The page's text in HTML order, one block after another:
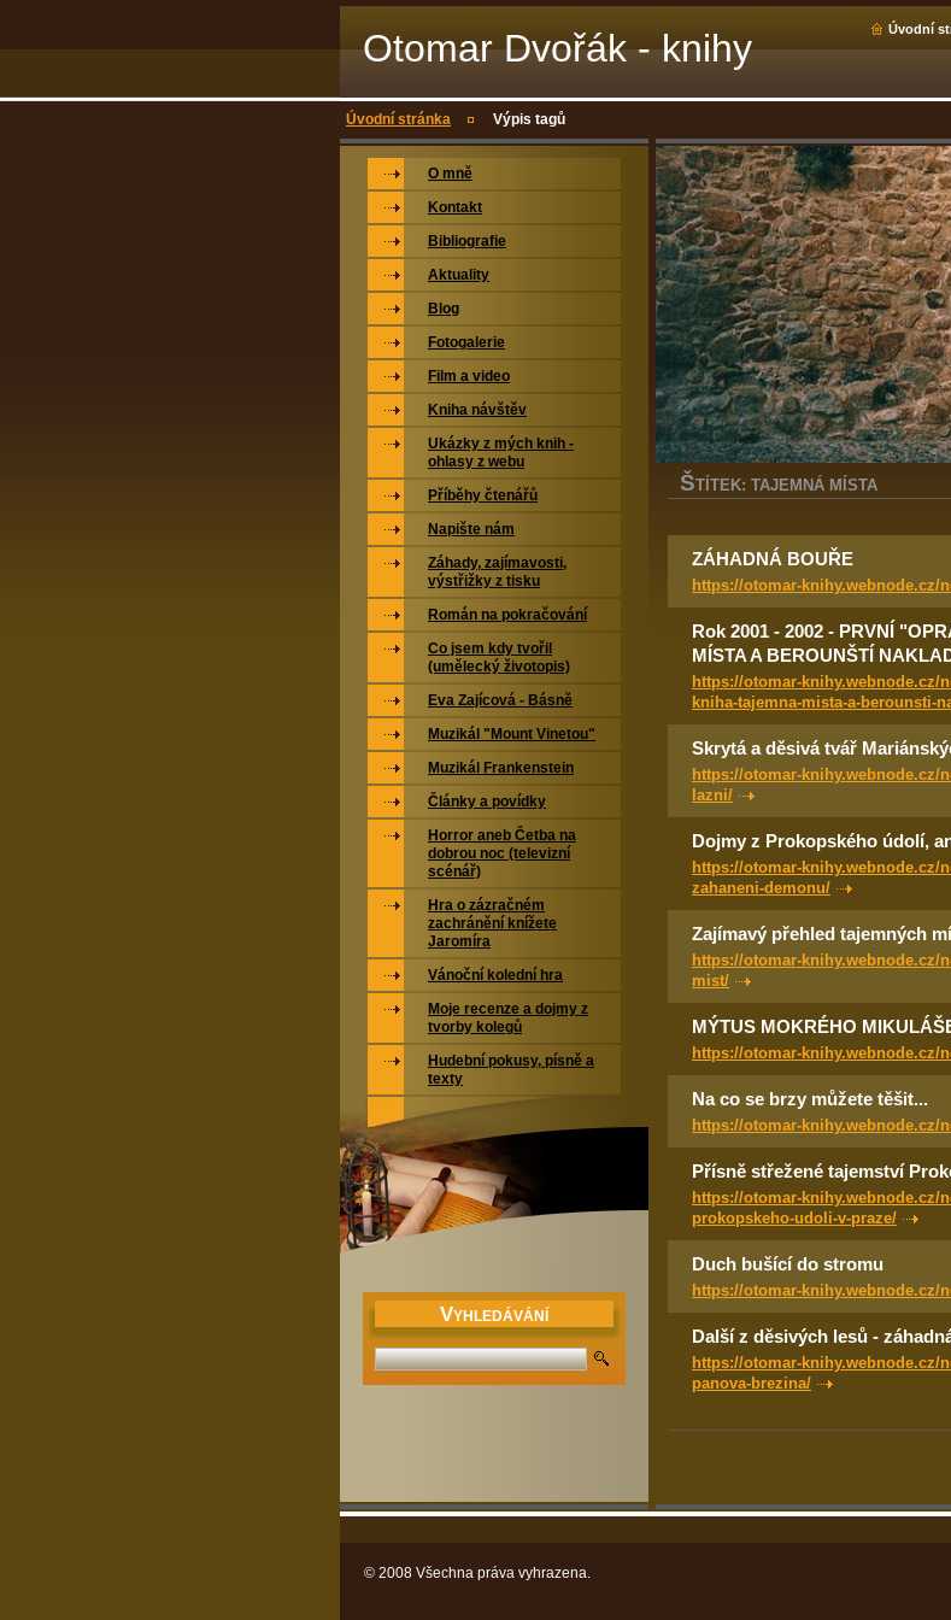
Otomar Dvořák - knihy Úvodní
Úvodní stránka Výpis tagů
ŠTÍTEK: TAJEMNÁ MÍSTA
ZÁHADNÁ BOUŘE
https://otomar-knihy.webnode.cz/
Rok 2001 - 2002 - PRVNÍ
MÍSTA A BEROUNŠTÍ
https://otomar-knihy.webnode.cz/
kniha-tajemna-mista-a-berounsti-
Skrytá a děsivá tvář
https://otomar-knihy.webnode.cz/
lazni/
Dojmy z Prokopského údolí,
https://otomar-knihy.webnode.cz/
zahaneni-demonu/
Zajímavý přehled tajemných
https://otomar-knihy.webnode.cz/
mist/
MÝTUS MOKRÉHO
https://otomar-knihy.webnode.cz/
Na co se brzy můžete těšit...
https://otomar-knihy.webnode.cz/
Přísně střežené tajemství
https://otomar-knihy.webnode.cz/
prokopskeho-udoli-v-praze/
Duch bušící do stromu
https://otomar-knihy.webnode.cz/
Další z děsivých lesů -
https://otomar-knihy.webnode.cz/
panova-brezina/
O mně
Kontakt
Bibliografie
Aktuality
Blog
Fotogalerie
Film a video
Kniha návštěv
Ukázky z mých knih -
ohlasy z webu
Příběhy čtenářů
Napište nám
Záhady, zajímavosti,
výstřižky z tisku
Román na pokračování
Co jsem kdy tvořil
(umělecký životopis)
Eva Zajícová - Básně
Muzikál "Mount Vinetou"
Muzikál Frankenstein
Články a povídky
Horror aneb Četba na
dobrou noc (televizní
scénář)
Hra o zázračném
zachránění knížete
Jaromíra
Vánoční kolední hra
Moje recenze a dojmy z
tvorby kolegů
Hudební pokusy, písně a
texty
VYHLEDÁVÁNÍ
© 2008 Všechna práva vyhrazena.